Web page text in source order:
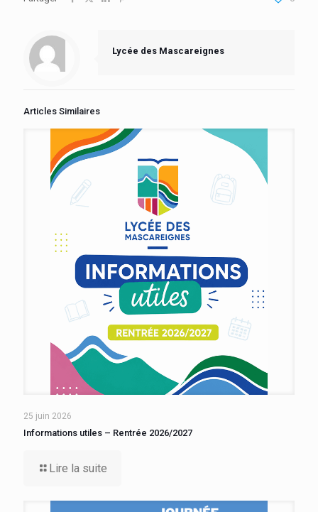
Lycée des Mascareignes
Articles Similaires
25 juin 2026
Informations utiles – Rentrée 2026/2027
Lire la suite